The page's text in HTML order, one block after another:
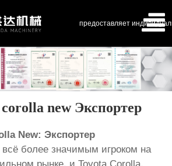
предоставляет
new Экспортер
New: Экспортер
всё более значимым игроком на